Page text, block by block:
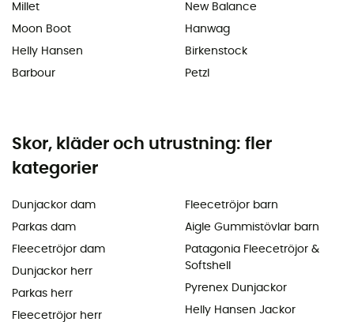
Millet
Moon Boot
Helly Hansen
Barbour
New Balance
Hanwag
Birkenstock
Petzl
Skor, kläder och utrustning: fler
kategorier
Dunjackor dam
Parkas dam
Fleecetröjor dam
Dunjackor herr
Parkas herr
Fleecetröjor herr
Fleecetröjor barn
Aigle Gummistövlar barn
Patagonia Fleecetröjor &
Softshell
Pyrenex Dunjackor
Helly Hansen Jackor